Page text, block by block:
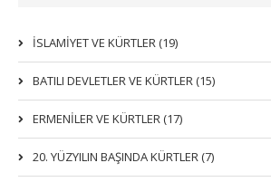
İSLAMIYET VE KÜRTLER (19)
BATILI DEVLETLER VE KÜRTLER (15)
ERMENİLER VE KÜRTLER (17)
20. YÜZYILIN BAŞINDA KÜRTLER (7)